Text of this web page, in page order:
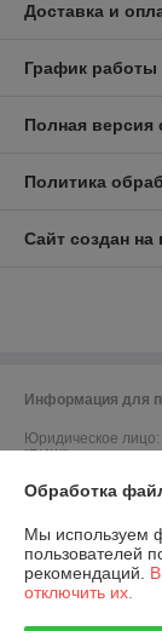
Доставка и
График работы
Полная версия
Политика
Сайт создан
Информация для
Юридическое лицо:
"БИШ"
УНП: 100186112
Регистрационный
Обработка
Мы используем
пользователей
рекомендаций.
отключить их.